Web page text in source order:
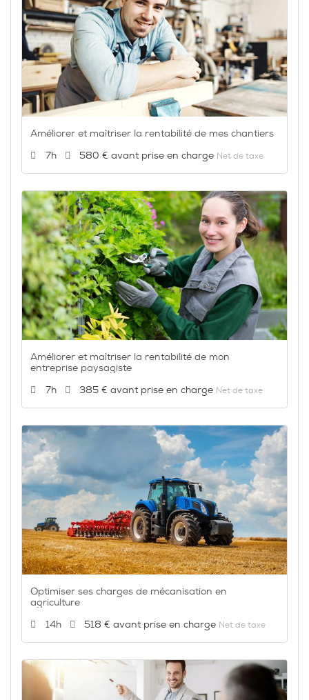
Améliorer et maîtriser la rentabilité de mes chantiers
Durée :
7h Prix :
580 € Net de taxe
Améliorer et maîtriser la rentabilité de mon
entreprise paysagiste
Durée :
7h Prix :
385 € Net de taxe
Optimiser ses charges de mécanisation en
agriculture
Durée :
14h Prix :
518 € Net de taxe